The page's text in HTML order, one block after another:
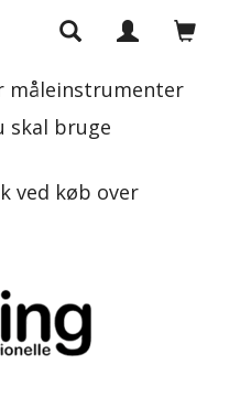
måleinstrumenter
skal bruge
ved køb over